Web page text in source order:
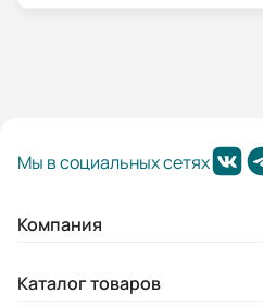
Мы в социальных сетях
Компания
Каталог товаров